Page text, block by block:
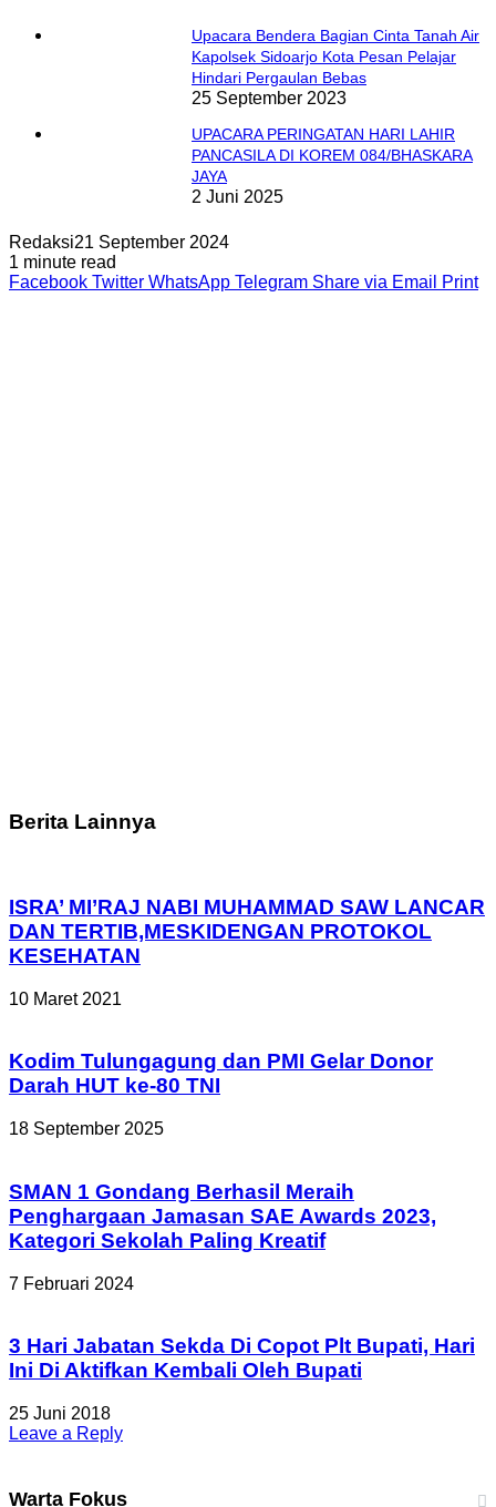
Upacara Bendera Bagian Cinta Tanah Air
Kapolsek Sidoarjo Kota Pesan Pelajar
Hindari Pergaulan Bebas
25 September 2023
UPACARA PERINGATAN HARI LAHIR
PANCASILA DI KOREM 084/BHASKARA
JAYA
2 Juni 2025
Redaksi21 September 2024
1 minute read
Facebook Twitter WhatsApp Telegram Share via Email Print
Berita Lainnya
ISRA’ MI’RAJ NABI MUHAMMAD SAW LANCAR
DAN TERTIB,MESKIDENGAN PROTOKOL
KESEHATAN
10 Maret 2021
Kodim Tulungagung dan PMI Gelar Donor
Darah HUT ke-80 TNI
18 September 2025
SMAN 1 Gondang Berhasil Meraih
Penghargaan Jamasan SAE Awards 2023,
Kategori Sekolah Paling Kreatif
7 Februari 2024
3 Hari Jabatan Sekda Di Copot Plt Bupati, Hari
Ini Di Aktifkan Kembali Oleh Bupati
25 Juni 2018
Leave a Reply
Warta Fokus